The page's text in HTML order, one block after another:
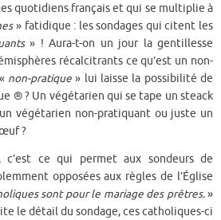
quotidiens français et qui se multiplie à
» fatidique : les sondages qui citent les
» ! Aura-t-on un jour la gentillesse
récalcitrants ce qu’est un non-
non-pratique » lui laisse la possibilité de
® ? Un végétarien qui se tape un steack
végétarien non-pratiquant ou juste un
?
ce qui permet aux sondeurs de
opposées aux règles de l’Église
sont pour le mariage des prêtres.»
le détail du sondage, ces catholiques-ci